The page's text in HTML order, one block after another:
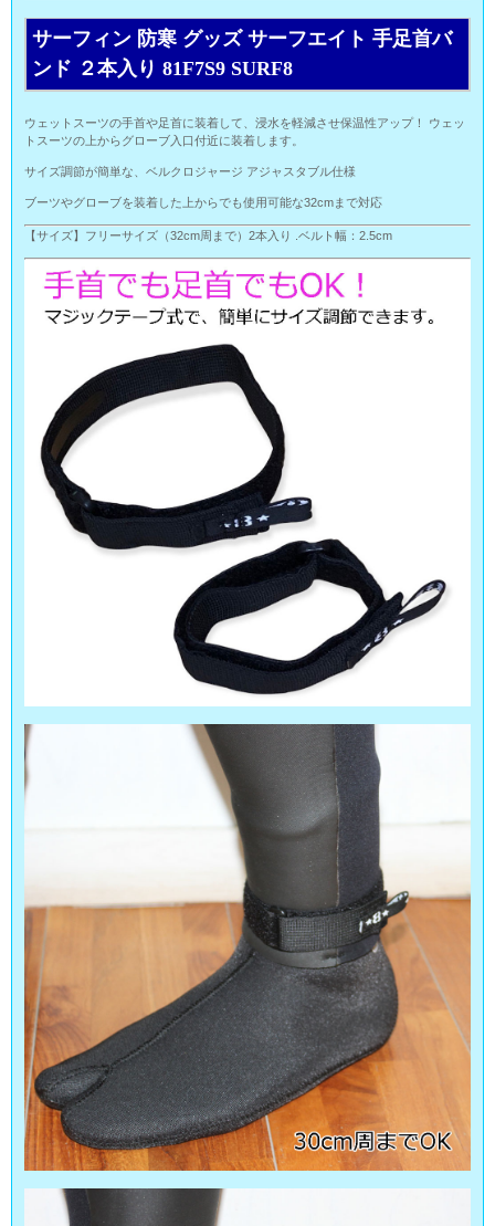
サーフィン 防寒 グッズ サーフエイト 手足首バ
ンド ２本入り 81F7S9 SURF8
ウェットスーツの手首や足首に装着して、浸水を軽減させ保温性アップ！ ウェッ
トスーツの上からグローブ入口付近に装着します。
サイズ調節が簡単な、ベルクロジャージ アジャスタブル仕様
ブーツやグローブを装着した上からでも使用可能な32cmまで対応
【サイズ】フリーサイズ（32cm周まで）2本入り .ベルト幅：2.5cm